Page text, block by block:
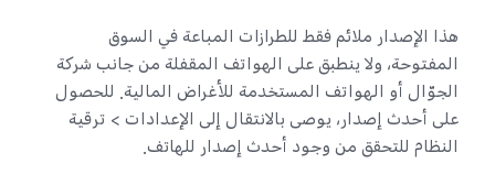
هذا الإصدار ملائم فقط للطرازات المباعة في السوق
المفتوحة، ولا ينطبق على الهواتف المقفلة من جانب شركة
الجوّال أو الهواتف المستخدمة للأغراض المالية. للحصول
على أحدث إصدار، يوصى بالانتقال إلى الإعدادات > ترقية
النظام للتحقق من وجود أحدث إصدار للهاتف.